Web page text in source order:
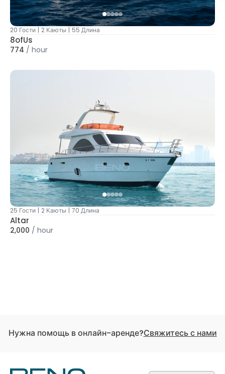
20 Гости | 2 Каюты | 55 Длина
8ofUs
774 / hour
25 Гости | 2 Каюты | 70 Длина
Altar
2,000 / hour
Нужна помощь в онлайн-аренде?Свяжитесь с нами